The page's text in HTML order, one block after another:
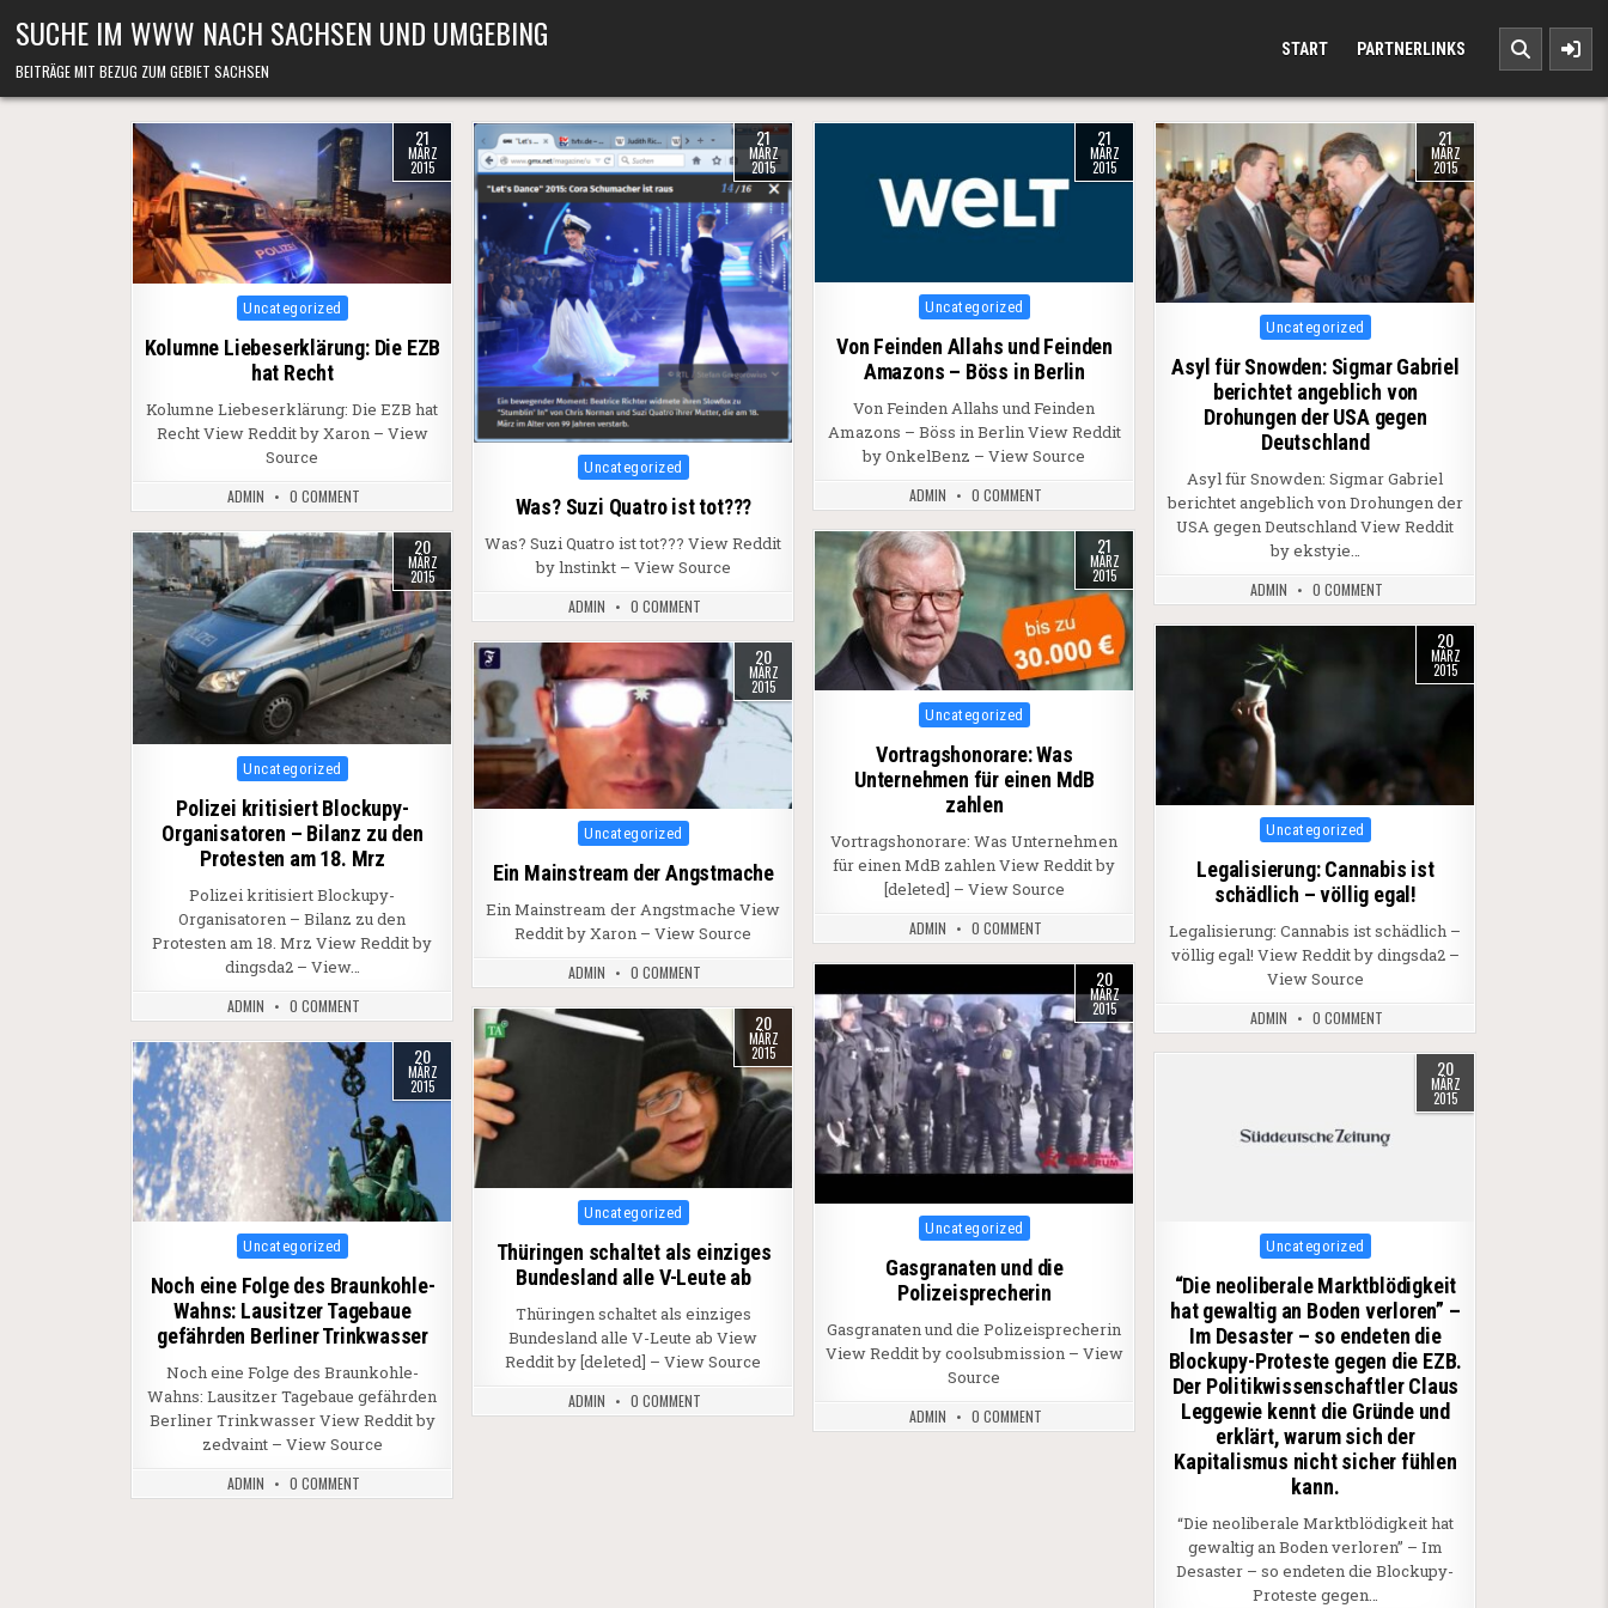
SUCHE IM WWW NACH SACHSEN UND UMGEBING
BEITRÄGE MIT BEZUG ZUM GEBIET SACHSEN
START PARTNERLINKS
21
MÄRZ
2015
Posted in
Uncategorized
Kolumne Liebeserklärung: Die EZB
hat Recht
Kolumne Liebeserklärung: Die EZB hat
Recht View Reddit by Xaron – View
Source
ADMIN 0 COMMENT
21
MÄRZ
2015
Posted in
Uncategorized
Was? Suzi Quatro ist tot???
Was? Suzi Quatro ist tot??? View Reddit
by lnstinkt – View Source
ADMIN 0 COMMENT
21
MÄRZ
2015
Posted in
Uncategorized
Von Feinden Allahs und Feinden
Amazons – Böss in Berlin
Von Feinden Allahs und Feinden
Amazons – Böss in Berlin View Reddit
by OnkelBenz – View Source
ADMIN 0 COMMENT
21
MÄRZ
2015
Posted in
Uncategorized
Asyl für Snowden: Sigmar Gabriel
berichtet angeblich von
Drohungen der USA gegen
Deutschland
Asyl für Snowden: Sigmar Gabriel
berichtet angeblich von Drohungen der
USA gegen Deutschland View Reddit
by ekstyie…
ADMIN 0 COMMENT
21
MÄRZ
2015
Posted in
Uncategorized
Vortragshonorare: Was
Unternehmen für einen MdB
zahlen
Vortragshonorare: Was Unternehmen
für einen MdB zahlen View Reddit by
[deleted] – View Source
ADMIN 0 COMMENT
20
MÄRZ
2015
Posted in
Uncategorized
Polizei kritisiert Blockupy-
Organisatoren – Bilanz zu den
Protesten am 18. Mrz
Polizei kritisiert Blockupy-
Organisatoren – Bilanz zu den
Protesten am 18. Mrz View Reddit by
dingsda2 – View…
ADMIN 0 COMMENT
20
MÄRZ
2015
Posted in
Uncategorized
Legalisierung: Cannabis ist
schädlich – völlig egal!
Legalisierung: Cannabis ist schädlich –
völlig egal! View Reddit by dingsda2 –
View Source
ADMIN 0 COMMENT
20
MÄRZ
2015
Posted in
Uncategorized
Ein Mainstream der Angstmache
Ein Mainstream der Angstmache View
Reddit by Xaron – View Source
ADMIN 0 COMMENT 20
MÄRZ
2015
Posted in
Uncategorized
Gasgranaten und die
Polizeisprecherin
Gasgranaten und die Polizeisprecherin
View Reddit by coolsubmission – View
Source
ADMIN 0 COMMENT
20
MÄRZ
2015
Posted in
Uncategorized
Thüringen schaltet als einziges
Bundesland alle V-Leute ab
Thüringen schaltet als einziges
Bundesland alle V-Leute ab View
Reddit by [deleted] – View Source
ADMIN 0 COMMENT
20
MÄRZ
2015
Posted in
Uncategorized
Noch eine Folge des Braunkohle-
Wahns: Lausitzer Tagebaue
gefährden Berliner Trinkwasser
Noch eine Folge des Braunkohle-
Wahns: Lausitzer Tagebaue gefährden
Berliner Trinkwasser View Reddit by
zedvaint – View Source
ADMIN 0 COMMENT
20
MÄRZ
2015
Posted in
Uncategorized
“Die neoliberale Marktblödigkeit
hat gewaltig an Boden verloren” –
Im Desaster – so endeten die
Blockupy-Proteste gegen die EZB.
Der Politikwissenschaftler Claus
Leggewie kennt die Gründe und
erklärt, warum sich der
Kapitalismus nicht sicher fühlen
kann.
“Die neoliberale Marktblödigkeit hat
gewaltig an Boden verloren” – Im
Desaster – so endeten die Blockupy-
Proteste gegen…